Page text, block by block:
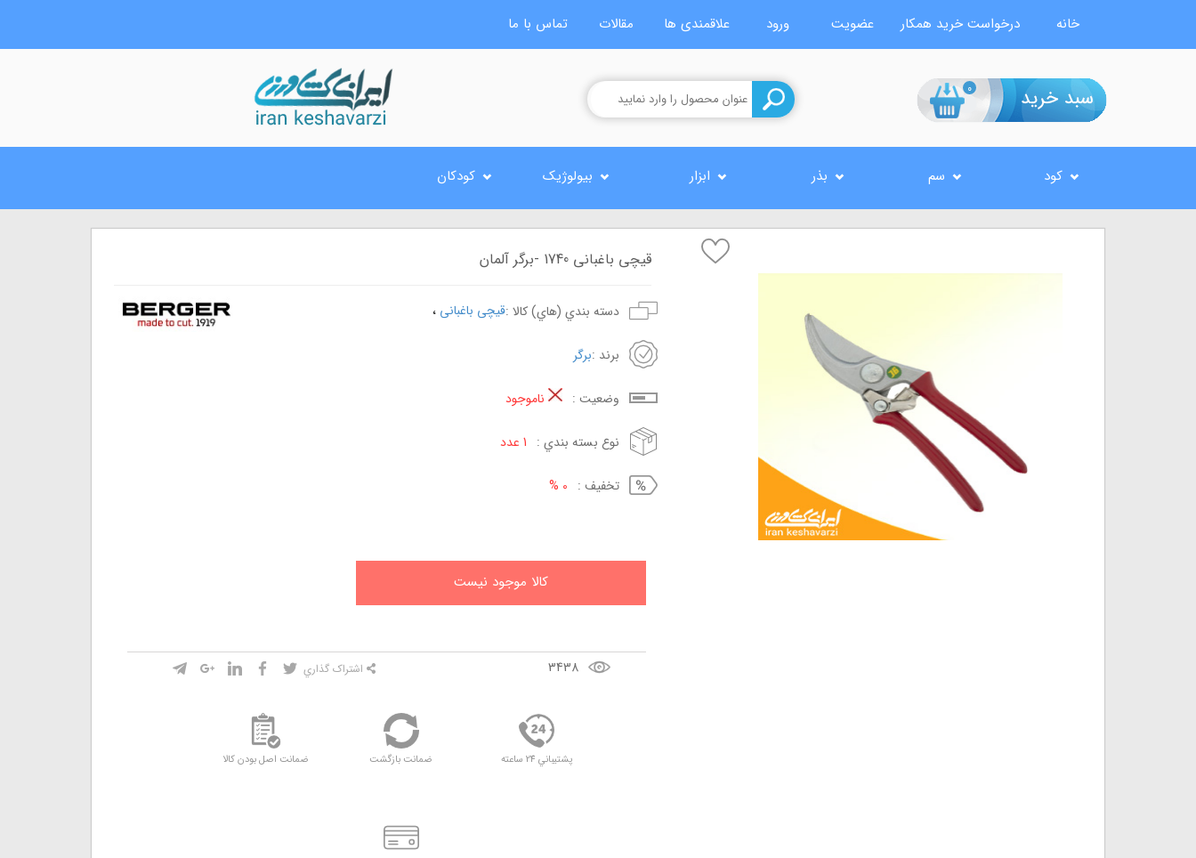
تماس با ما مقالات علاقمندی ها ورود عضویت درخواست خرید همکار خانه
0
کود سم بذر ابزار بیولوژیک کودکان
قیچی باغبانی 1740 -برگر آلمان
دسته بندي (هاي) کالا :قیچی باغبانی ،
برند :برگر
وضعيت : ناموجود
نوع بسته بندي : 1 عدد
تخفيف : 0 %
کالا موجود نيست
3438 اشتراک گذاري
پشتيباني 24 ساعته ضمانت بازگشت ضمانت اصل بودن کالا